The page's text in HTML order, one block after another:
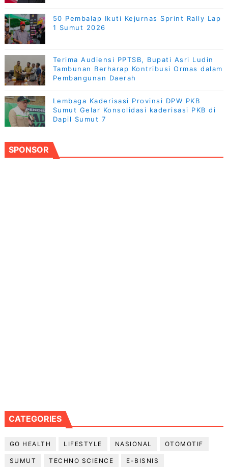
50 Pembalap Ikuti Kejurnas Sprint Rally Lap
1 Sumut 2026
Terima Audiensi PPTSB, Bupati Asri Ludin
Tambunan Berharap Kontribusi Ormas dalam
Pembangunan Daerah
Lembaga Kaderisasi Provinsi DPW PKB
Sumut Gelar Konsolidasi kaderisasi PKB di
Dapil Sumut 7
SPONSOR
CATEGORIES
GO HEALTH LIFESTYLE NASIONAL OTOMOTIF
SUMUT TECHNO SCIENCE E-BISNIS